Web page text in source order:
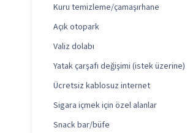
Kuru temizleme/çamaşırhane
Açık otopark
Valiz dolabı
Yatak çarşafı değişimi (istek üzerine)
Ücretsiz kablosuz internet
Sigara içmek için özel alanlar
Snack bar/büfe